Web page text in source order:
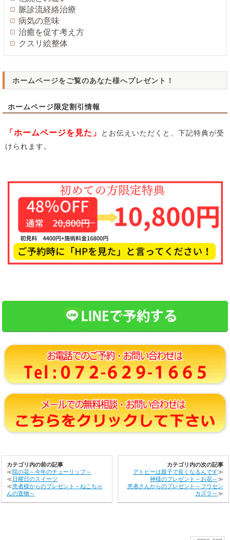
脈診流経絡治療
病気の意味
治癒を促す考え方
クスリ絵整体
ホームページをご覧のあなた様へプレゼント！
ホームページ限定割引情報
「ホームページを見た」
とお伝えいただくと、下記特典が受
けられます。
カテゴリ内の前の記事
≪院の花～今年のチューリップ～
≪日曜日のスイーツ
≪患者様からのプレゼント～ねこちゃ
んの置物～
カテゴリ内の次の記事
アトピーは親子で良くなるんです≫
神様のプレゼント～お花～≫
患者さんからのプレゼント～フウセン
カズラ～≫